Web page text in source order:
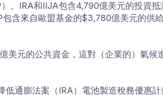
。IRA和IIJA包含4,790億美元的投資抵
含來自歐盟基金的$3,780億美元的供
美元的公共資金，這對（企業的）氣候
通膨法案（IRA）電池製造稅務優惠計